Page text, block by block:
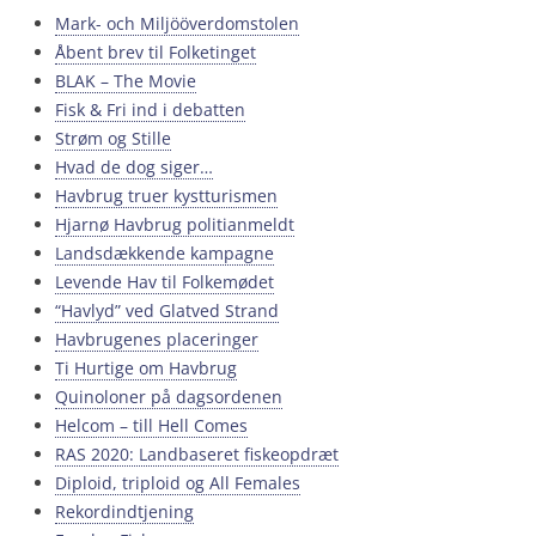
Mark- och Miljööverdomstolen
Åbent brev til Folketinget
BLAK – The Movie
Fisk & Fri ind i debatten
Strøm og Stille
Hvad de dog siger…
Havbrug truer kystturismen
Hjarnø Havbrug politianmeldt
Landsdækkende kampagne
Levende Hav til Folkemødet
“Havlyd” ved Glatved Strand
Havbrugenes placeringer
Ti Hurtige om Havbrug
Quinoloner på dagsordenen
Helcom – till Hell Comes
RAS 2020: Landbaseret fiskeopdræt
Diploid, triploid og All Females
Rekordindtjening